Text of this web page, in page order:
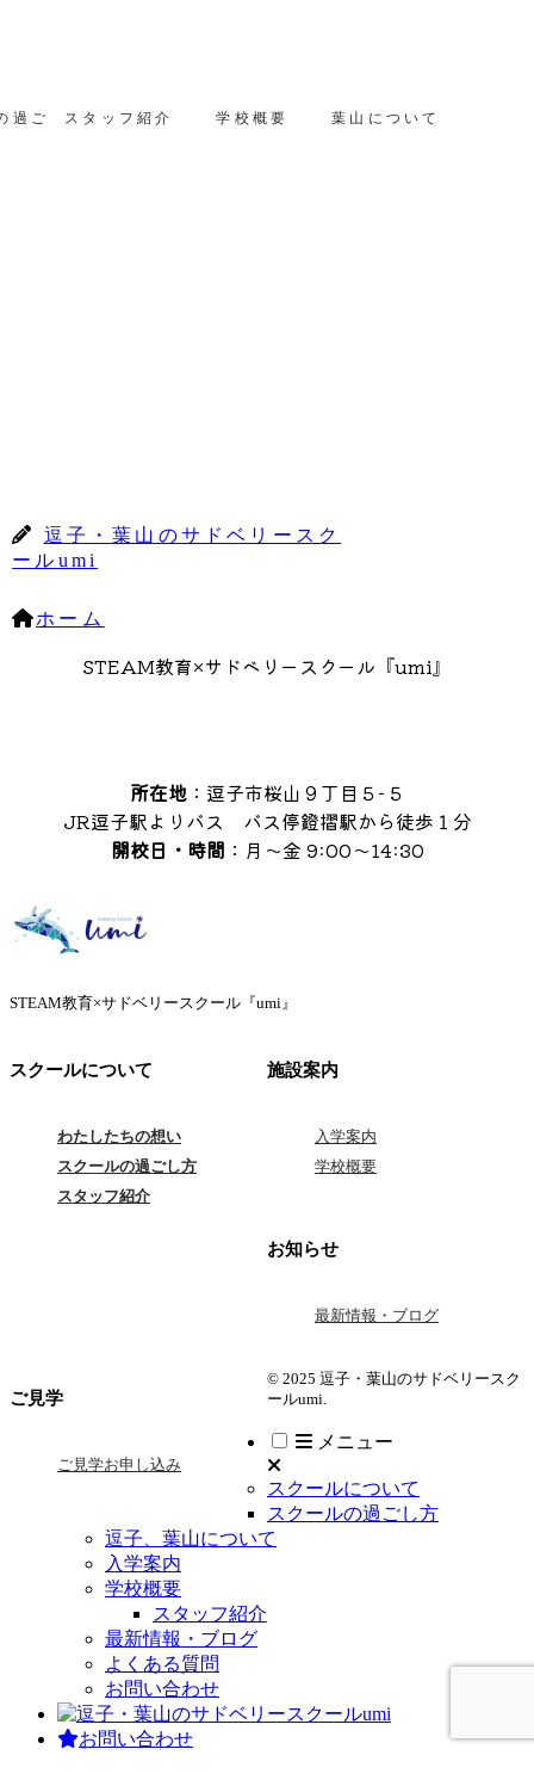
過ご
スタッフ紹介 学校概要 葉山について
逗子・葉山のサドベリースク
ールumi
ホーム
STEAM教育×サドベリースクール『umi』
所在地：逗子市桜山９丁目５−５
JR逗子駅よりバス バス停鐙摺駅から徒歩１分
開校日・時間 ：月〜金 9:00〜14:30
STEAM教育×サドベリースクール『umi』
スクールについて
わたしたちの想い
スクールの過ごし方
スタッフ紹介
施設案内
入学案内
学校概要
お知らせ
最新情報・ブログ
ご見学
ご見学お申し込み
© 2025 逗子・葉山のサドベリースク
ールumi.
メニュー
スクールについて
スクールの過ごし方
逗子、葉山について
入学案内
学校概要
スタッフ紹介
最新情報・ブログ
よくある質問
お問い合わせ
お問い合わせ